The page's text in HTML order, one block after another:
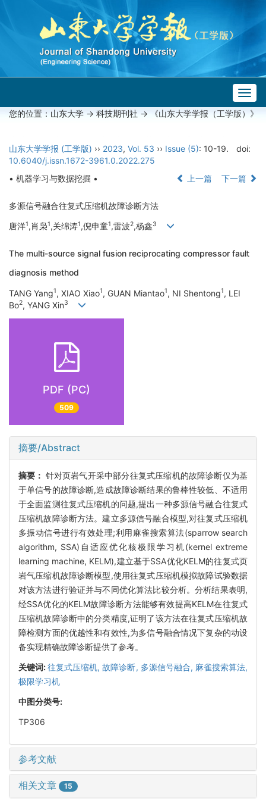
您的位置： 山东大学 -> 科技期刊社 -> 《山东大学学报（工学版）》
山东大学学报 (工学版) ›› 2023, Vol. 53 ›› Issue (5): 10-19.
doi:
10.6040/j.issn.1672-3961.0.2022.275
• 机器学习与数据挖掘 •
上一篇 下一篇
多源信号融合往复式压缩机故障诊断方法
唐洋1,肖枭1,关绵涛1,倪申童1,雷波2,杨鑫3
The multi-source signal fusion reciprocating compressor fault
diagnosis method
TANG Yang1, XIAO Xiao1, GUAN Miantao1, NI Shentong1, LEI
Bo2, YANG Xin3
PDF (PC)
509
摘要/Abstract
摘要： 针对页岩气开采中部分往复式压缩机的故障诊断仅为基
于单信号的故障诊断,造成故障诊断结果的鲁棒性较低、不适用
于全面监测往复式压缩机的问题,提出一种多源信号融合往复式
压缩机故障诊断方法。建立多源信号融合模型,对往复式压缩机
多振动信号进行有效处理;利用麻雀搜索算法(sparrow search
algorithm, SSA)自适应优化核极限学习机(kernel extreme
learning machine, KELM),建立基于SSA优化KELM的往复式页
岩气压缩机故障诊断模型,使用往复式压缩机模拟故障试验数据
对该方法进行验证并与不同优化算法比较分析。分析结果表明,
经SSA优化的KELM故障诊断方法能够有效提高KELM在往复式
压缩机故障诊断中的分类精度,证明了该方法在往复式压缩机故
障检测方面的优越性和有效性,为多信号融合情况下复杂的动设
备实现精确故障诊断提供了参考。
关键词:往复式压缩机,故障诊断, 多源信号融合, 麻雀搜索算法,
极限学习机
中图分类号:
TP306
参考文献
相关文章 15